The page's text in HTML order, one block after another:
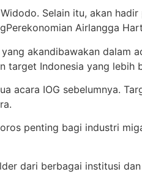
Widodo. Selain itu, akan hadir
Perekonomian Airlangga
yang akandibawakan dalam
target Indonesia yang lebih
acara IOG sebelumnya.
.
penting bagi industri
dari berbagai institusi dan